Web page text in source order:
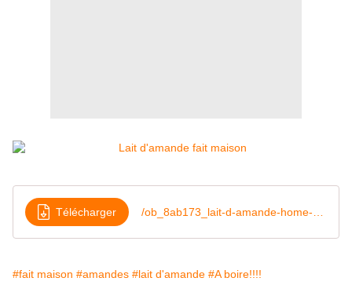
Télécharger
#fait maison #amandes #lait d'amande #A boire!!!!